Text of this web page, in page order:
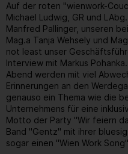
Auf der roten "wienwork-
Michael Ludwig, GR und
Manfred Pallinger, unseren
Mag.a Tanja Wehsely und
not least unser
Interview mit Markus
Abend werden mit viel
Erinnerungen an den
genauso ein Thema wie die
Unternehmens für eine
Motto der Party "Wir feiern
Band "Gentz" mit ihrer
sogar einen "Wien Work